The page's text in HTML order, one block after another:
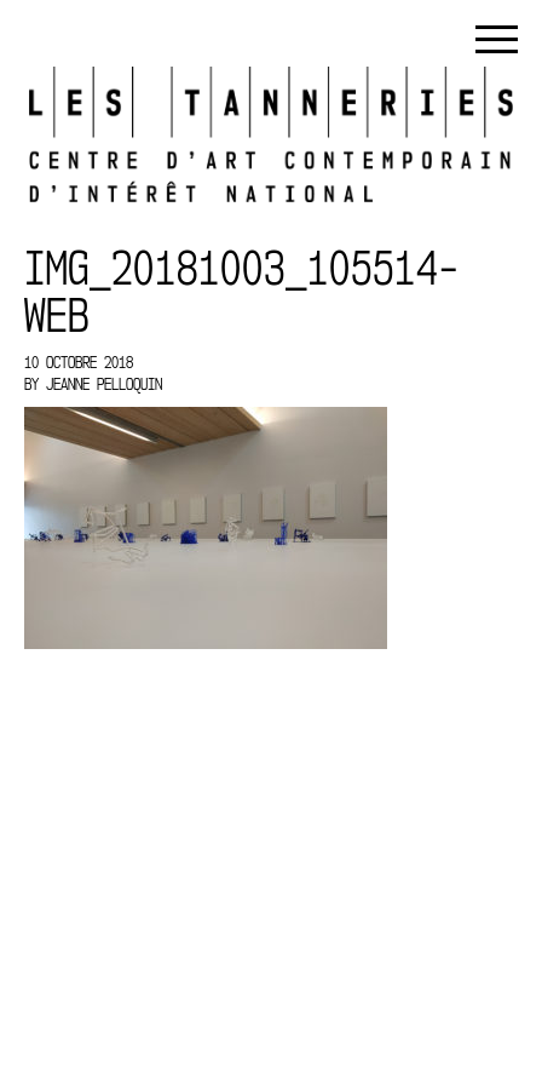
IMG_20181003_105514-
WEB
10 OCTOBRE 2018
BY JEANNE PELLOQUIN